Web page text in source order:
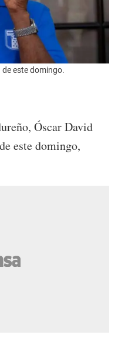
este domingo.
Óscar David
este domingo,